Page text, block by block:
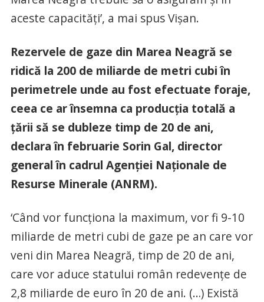
aceste capacităţi’, a mai spus Vişan.
Rezervele de gaze din Marea Neagră se
ridică la 200 de miliarde de metri cubi în
perimetrele unde au fost efectuate foraje,
ceea ce ar însemna ca producţia totală a
ţării să se dubleze timp de 20 de ani,
declara în februarie Sorin Gal, director
general în cadrul Agenţiei Naţionale de
Resurse Minerale (ANRM).
‘Când vor funcţiona la maximum, vor fi 9-10
miliarde de metri cubi de gaze pe an care vor
veni din Marea Neagră, timp de 20 de ani,
care vor aduce statului român redevenţe de
2,8 miliarde de euro în 20 de ani. (…) Există